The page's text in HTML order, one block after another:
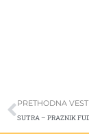
Prev
PRETHODNA VEST